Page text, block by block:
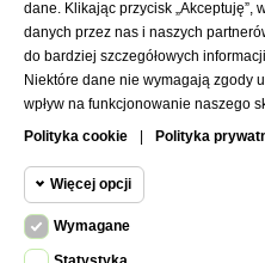
dane. Klikając przycisk „Akceptuję”,
danych przez nas i naszych
do bardziej szczegółowych
Niektóre dane nie wymagają zgody
wpływ na funkcjonowanie naszego
Polityka cookie
Polityka
Więcej opcji
Wymagane
Wymagane
© 2021SKLEP